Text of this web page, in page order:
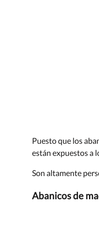
Puesto que los
están expuestos a
Son altamente
Abanicos de